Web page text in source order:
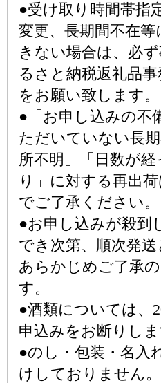
●受け取り時間帯指
変更、長期間不在
きない場合は、必
るさと納税返礼品
をお願い致します。
●「お申し込みの不
ただいていない長
所不明」「日数が
り」に対する再出
でご了承ください。
●お申し込みが殺到
でき次第、順次発送
あらかじめご了承
す。
●酒類については、
申込みをお断りしま
●のし・包装・名入
けしておりません。